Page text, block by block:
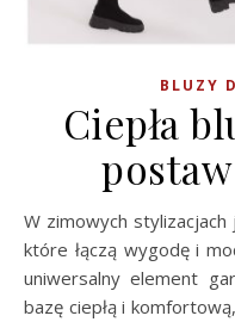
BLUZY
Ciepła
W zimowych stylizacjach jednym z kluczowych elementów,
które łączą wygodę i
uniwersalny element
bazę ciepłą i